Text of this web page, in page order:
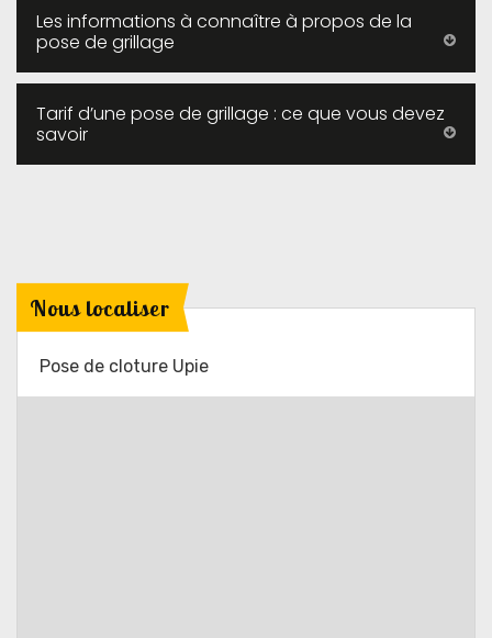
Les informations à connaître à propos de la
pose de grillage
Tarif d’une pose de grillage : ce que vous devez
savoir
Nous localiser
Pose de cloture Upie